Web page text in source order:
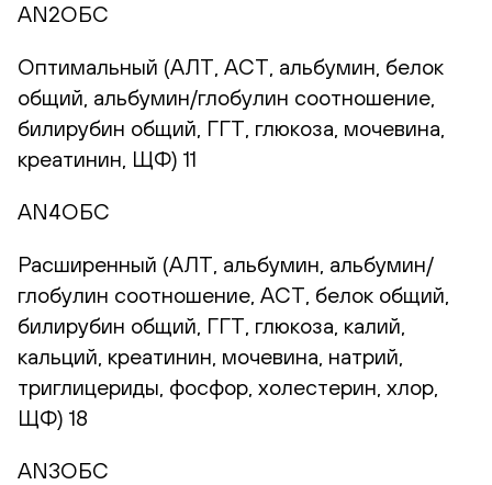
AN2ОБС
Оптимальный (АЛТ, АСТ, альбумин, белок
общий, альбумин/глобулин соотношение,
билирубин общий, ГГТ, глюкоза, мочевина,
креатинин, ЩФ) 11
AN4ОБС
Расширенный (АЛТ, альбумин, альбумин/
глобулин соотношение, АСТ, белок общий,
билирубин общий, ГГТ, глюкоза, калий,
кальций, креатинин, мочевина, натрий,
триглицериды, фосфор, холестерин, хлор,
ЩФ) 18
AN3ОБС